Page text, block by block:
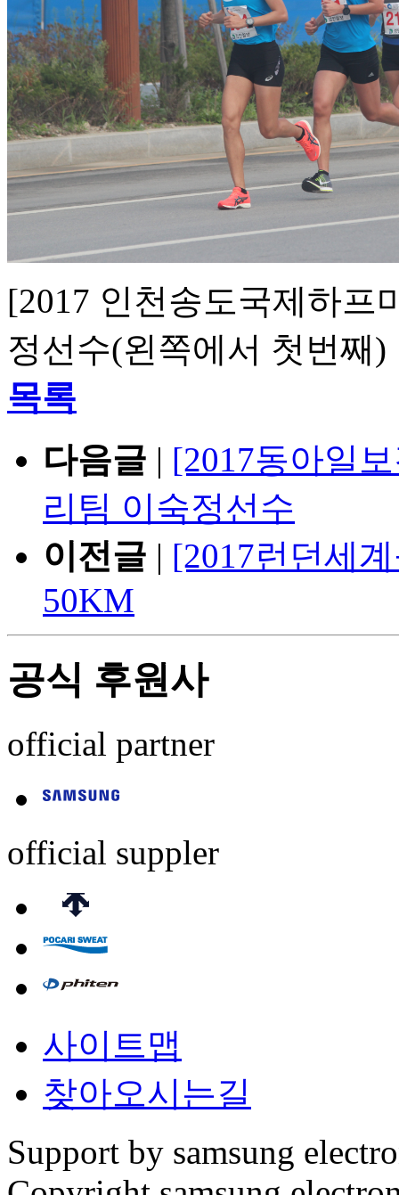
[2017 인천송도국제하프
정선수(왼쪽에서 첫번째)
목록
다음글 | [2017동아일
리팀 이숙정선수
이전글 | [2017런던세
50KM
공식 후원사
official partner
official suppler
사이트맵
찾아오시는길
Support by samsung